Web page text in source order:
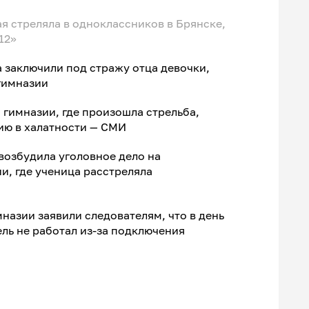
стреляла в одноклассников в Брянске,
под стражу отца девочки,
где произошла стрельба,
в халатности — СМИ
уголовное дело на
где ученица расстреляла
заявили следователям, что в день
не работал из-за подключения